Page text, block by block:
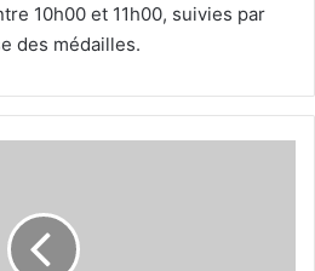
10h00 et 11h00, suivies par
des médailles.